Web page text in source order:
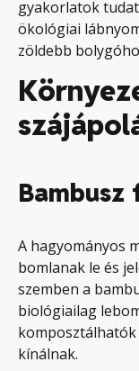
gyakorlatok
ökológiai
zöldebb
A hagyományos
bomlanak le és
szemben a
biológiailag
kínálnak.